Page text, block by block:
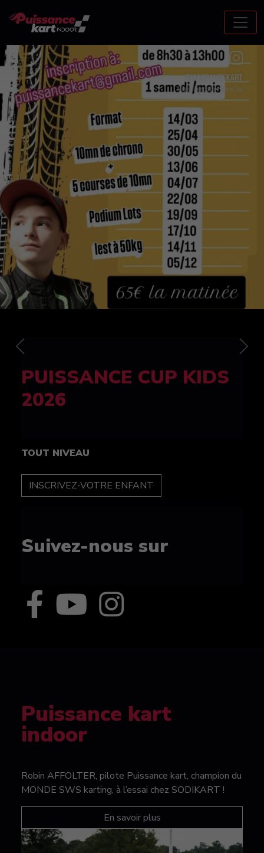
FELINE CUP 100%
féminine
TOUT NIVEAU
INSCRIPTION
Suivez-nous sur
Previous Next
Puissance kart
indoor
Robin AFFOLTER, pilote Puissance kart, champion du
MONDE SWS karting, à l’essai chez SODIKART !
En savoir plus